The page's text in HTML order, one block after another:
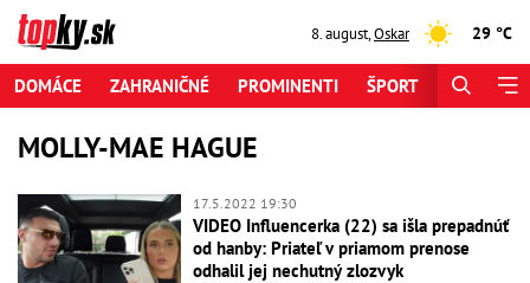
8. august,Oskar 29 °C
DOMÁCE ZAHRANIČNÉ PROMINENTI ŠPORT
MOLLY-MAE HAGUE
17.5.2022 19:30
VIDEO Influencerka (22) sa išla prepadnúť
od hanby: Priateľ v priamom prenose
odhalil jej nechutný zlozvyk